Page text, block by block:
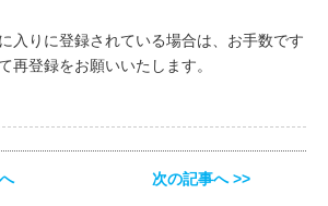
入りに登録されている場合は、お手数です
再登録をお願いいたします。
次の記事へ >>